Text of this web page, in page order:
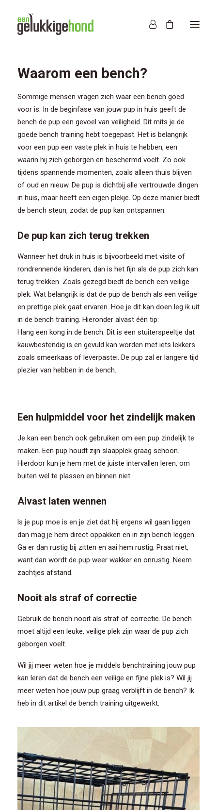
Waarom een bench?
Sommige mensen vragen zich waar een bench goed
voor is. In de beginfase van jouw pup in huis geeft de
bench de pup een gevoel van veiligheid. Dit mits je de
goede bench training hebt toegepast. Het is belangrijk
voor een pup een vaste plek in huis te hebben, een
waarin hij zich geborgen en beschermd voelt. Zo ook
tijdens spannende momenten, zoals alleen thuis blijven
of oud en nieuw. De pup is dichtbij alle vertrouwde dingen
in huis, maar heeft een eigen plekje. Op deze manier biedt
de bench steun, zodat de pup kan ontspannen.
De pup kan zich terug trekken
Wanneer het druk in huis is bijvoorbeeld met visite of
rondrennende kinderen, dan is het fijn als de pup zich kan
terug trekken. Zoals gezegd biedt de bench een veilige
plek. Wat belangrijk is dat de pup de bench als een veilige
en prettige plek gaat ervaren. Hoe je dit kan doen leg ik uit
in de bench training. Hieronder alvast één tip:
Hang een kong in de bench. Dit is een stuiterspeeltje dat
kauwbestendig is en gevuld kan worden met iets lekkers
zoals smeerkaas of leverpastei. De pup zal er langere tijd
plezier van hebben in de bench.
Een hulpmiddel voor het zindelijk maken
Je kan een bench ook gebruiken om een pup zindelijk te
maken. Een pup houdt zijn slaapplek graag schoon.
Hierdoor kun je hem met de juiste intervallen leren, om
buiten wel te plassen en binnen niet.
Alvast laten wennen
ls je pup moe is en je ziet dat hij ergens wil gaan liggen
dan mag je hem direct oppakken en in zijn bench leggen.
Ga er dan rustig bij zitten en aai hem rustig. Praat niet,
want dan wordt de pup weer wakker en onrustig. Neem
zachtjes afstand.
Nooit als straf of correctie
Gebruik de bench nooit als straf of correctie. De bench
moet altijd een leuke, veilige plek zijn waar de pup zich
geborgen voelt.
Wil jij meer weten hoe je middels benchtraining jouw pup
kan leren dat de bench een veilige en fijne plek is? Wil jij
meer weten hoe jouw pup graag verblijft in de bench? Ik
heb in dit artikel de bench training uitgewerkt.